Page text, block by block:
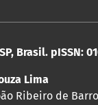
Brasil. pISSN:
Lima
Ribeiro de